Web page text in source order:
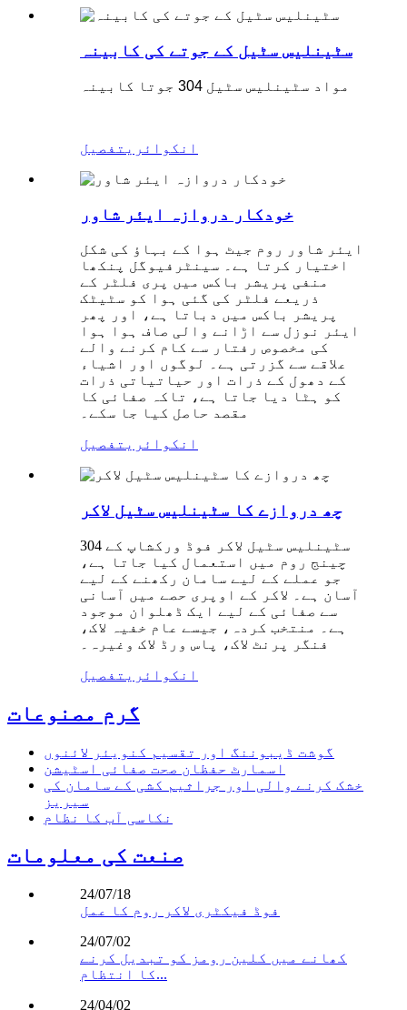
سٹینلیس سٹیل کے جوتے کی کابینہ
مواد سٹینلیس سٹیل 304 جوتا کابینہ
انکوائری تفصیل
خودکار دروازہ ایئر شاور
ایئر شاور روم جیٹ ہوا کے بہاؤ کی شکل
اختیار کرتا ہے۔ سینٹرفیوگل پنکھا
منفی پریشر باکس میں پری فلٹر کے
ذریعے فلٹر کی گئی ہوا کو سٹیٹک
پریشر باکس میں دباتا ہے، اور پھر
ایئر نوزل ​​سے اڑانے والی صاف ہوا ہوا
کی مخصوص رفتار سے کام کرنے والے
علاقے سے گزرتی ہے۔ لوگوں اور اشیاء
کے دھول کے ذرات اور حیاتیاتی ذرات
کو ہٹا دیا جاتا ہے، تاکہ صفائی کا
مقصد حاصل کیا جا سکے۔
انکوائری تفصیل
چھ دروازے کا سٹینلیس سٹیل لاکر
304 سٹینلیس سٹیل لاکر فوڈ ورکشاپ کے
چینج روم میں استعمال کیا جاتا ہے،
جو عملے کے لیے سامان رکھنے کے لیے
آسان ہے۔ لاکر کے اوپری حصے میں آسانی
سے صفائی کے لیے ایک ڈھلوان موجود
ہے۔ منتخب کردہ، جیسے عام خفیہ لاک،
فنگر پرنٹ لاک، پاس ورڈ لاک وغیرہ۔
انکوائری تفصیل
گرم مصنوعات
گوشت ڈیبوننگ اور تقسیم کنویئر لائنوں
اسمارٹ حفظان صحت صفائی اسٹیشن
خشک کرنے والی اور جراثیم کشی کے سامان کی
سیریز
نکاسی آب کا نظام
صنعت کی معلومات
24/07/18
فوڈ فیکٹری لاکر روم کا عمل
24/07/02
کھانے میں کلین رومز کو تبدیل کرنے
کا انتظام...
24/04/02